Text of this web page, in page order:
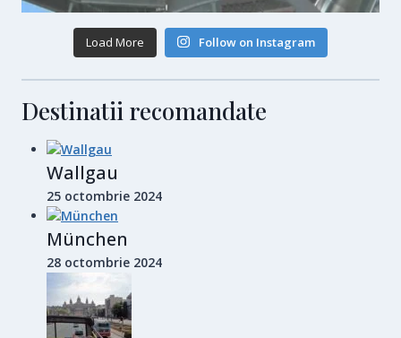
Load More Follow on Instagram
Destinatii recomandate
Wallgau
25 octombrie 2024
München
28 octombrie 2024